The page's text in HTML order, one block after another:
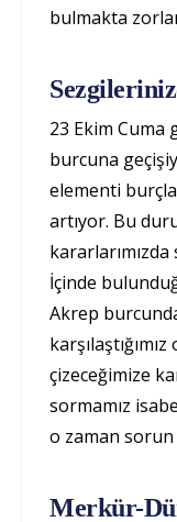
bulmakta
23 Ekim Cuma
burcuna
elementi
artıyor. Bu
İçinde
Akrep
çizeceğimize
sormamız
o zaman
Merkür-